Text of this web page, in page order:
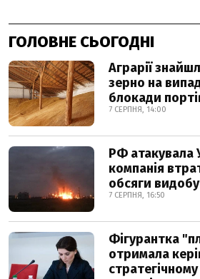
ГОЛОВНЕ СЬОГОДНІ
Аграрії
зерно на
блокади
7 СЕРПНЯ, 14:00
РФ атакувала
компанія
обсяги
7 СЕРПНЯ, 16:50
Фігурантка
отримала
стратегічному